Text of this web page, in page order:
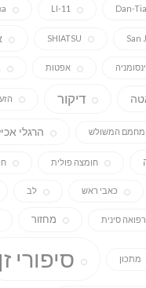
Dan-
LI-11
San
SHIATSU
אפטות
דיקור
המשולש הרגלי
חומצה פולית
כאבי ראש לב
סינית מחזור
מתכון סיפורי זן